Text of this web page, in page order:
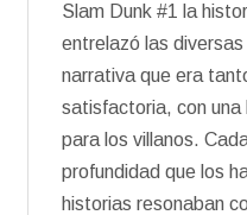
Slam Dunk #1 la
entrelazó las
narrativa que era
satisfactoria, con una
para los villanos.
profundidad que los
historias resonaban